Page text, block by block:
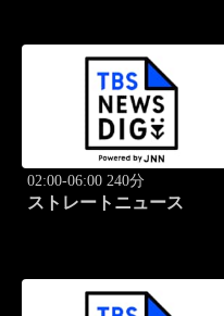
02:00-06:00 240分
ストレートニュース